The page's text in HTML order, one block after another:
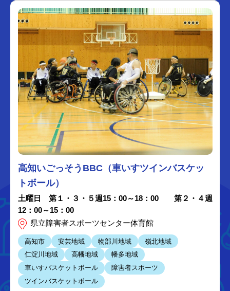
高知いごっそうBBC（車いすツインバスケッ
トボール）
土曜日 第１・３・５週15：00～18：00 第２・４週
12：00～15：00
県立障害者スポーツセンター体育館
高知市 安芸地域 物部川地域
嶺北地域
仁淀川地域
高幡地域
幡多地域
車いすバスケットボール
障害者スポーツ
ツインバスケットボール